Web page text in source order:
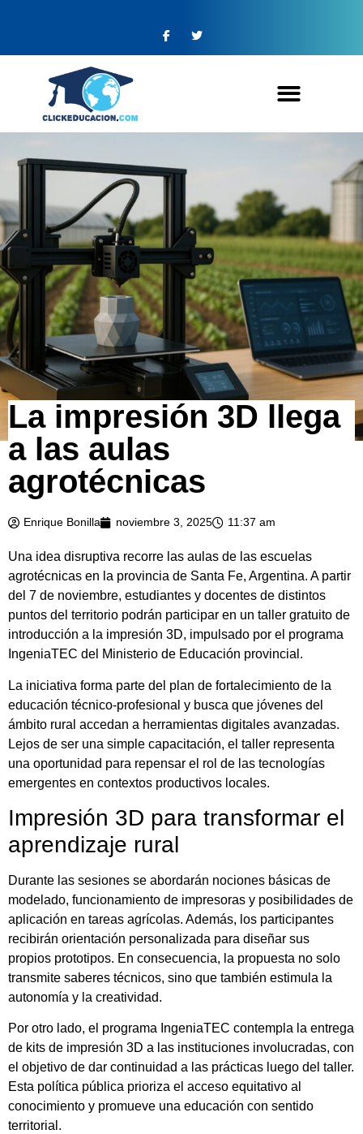
La impresión 3D llega
a las aulas
agrotécnicas
Enrique Bonilla noviembre 3, 2025 11:37 am
Una idea disruptiva recorre las aulas de las escuelas
agrotécnicas en la provincia de Santa Fe, Argentina. A partir
del 7 de noviembre, estudiantes y docentes de distintos
puntos del territorio podrán participar en un taller gratuito de
introducción a la impresión 3D, impulsado por el programa
IngeniaTEC del Ministerio de Educación provincial.
La iniciativa forma parte del plan de fortalecimiento de la
educación técnico-profesional y busca que jóvenes del
ámbito rural accedan a herramientas digitales avanzadas.
Lejos de ser una simple capacitación, el taller representa
una oportunidad para repensar el rol de las tecnologías
emergentes en contextos productivos locales.
Impresión 3D para transformar el
aprendizaje rural
Durante las sesiones se abordarán nociones básicas de
modelado, funcionamiento de impresoras y posibilidades de
aplicación en tareas agrícolas. Además, los participantes
recibirán orientación personalizada para diseñar sus
propios prototipos. En consecuencia, la propuesta no solo
transmite saberes técnicos, sino que también estimula la
autonomía y la creatividad.
Por otro lado, el programa IngeniaTEC contempla la entrega
de kits de impresión 3D a las instituciones involucradas, con
el objetivo de dar continuidad a las prácticas luego del taller.
Esta política pública prioriza el acceso equitativo al
conocimiento y promueve una educación con sentido
territorial.